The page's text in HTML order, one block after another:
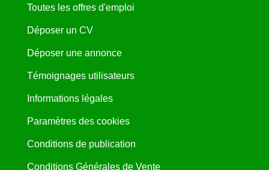
Toutes les offres d'emploi
Déposer un CV
Déposer une annonce
Témoignages utilisateurs
Informations légales
Paramètres des cookies
Conditions de publication
Conditions Générales de Vente